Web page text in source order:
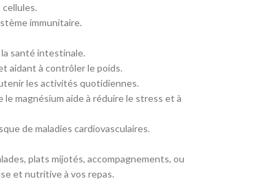
immunitaire.
santé intestinale.
aidant à contrôler le poids.
les activités quotidiennes.
magnésium aide à réduire le stress et à
de maladies cardiovasculaires.
plats mijotés, accompagnements, ou
et nutritive à vos repas.